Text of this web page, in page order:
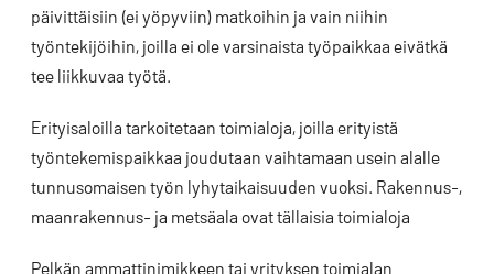
päivittäisiin (ei yöpyviin) matkoihin ja vain niihin
työntekijöihin, joilla ei ole varsinaista työpaikkaa eivätkä
tee liikkuvaa työtä.
Erityisaloilla tarkoitetaan toimialoja, joilla erityistä
työntekemispaikkaa joudutaan vaihtamaan usein alalle
tunnusomaisen työn lyhytaikaisuuden vuoksi. Rakennus-,
maanrakennus- ja metsäala ovat tällaisia toimialoja
Pelkän ammattinimikkeen tai yrityksen toimialan